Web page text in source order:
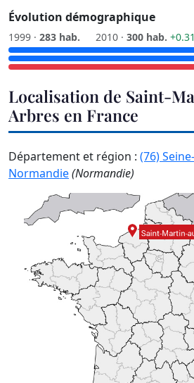
Évolution démographique
1999 · 283 hab. 2010 · 300 hab.
Localisation de Saint-
Arbres en France
Département et région : (76)
Normandie(Normandie)